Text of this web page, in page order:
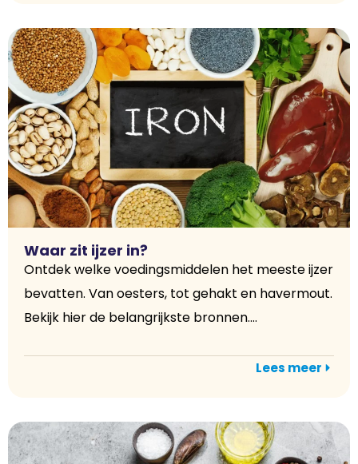
Waar zit ijzer in?
Ontdek welke voedingsmiddelen het meeste ijzer
bevatten. Van oesters, tot gehakt en havermout.
Bekijk hier de belangrijkste bronnen....
Lees meer